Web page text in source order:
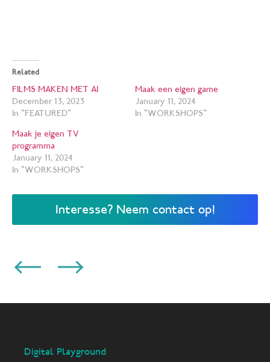
Related
FILMS MAKEN MET AI
December 13, 2023
In "FEATURED"
Maak een eigen game
January 11, 2024
In "WORKSHOPS"
Maak je eigen TV
programma
January 11, 2024
In "WORKSHOPS"
Interesse? Neem contact op!
Digital Playground